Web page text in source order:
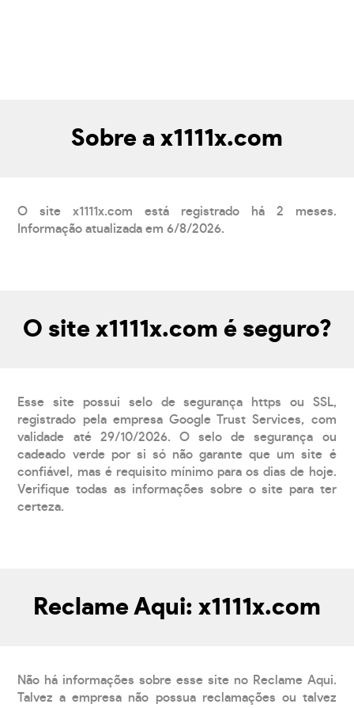
Sobre a x1111x.com
O site x1111x.com está registrado há 2 meses.
Informação atualizada em 6/8/2026.
O site x1111x.com é seguro?
Esse site possui selo de segurança https ou SSL,
registrado pela empresa Google Trust Services, com
validade até 29/10/2026. O selo de segurança ou
cadeado verde por si só não garante que um site é
confiável, mas é requisito mínimo para os dias de hoje.
Verifique todas as informações sobre o site para ter
certeza.
Reclame Aqui: x1111x.com
Não há informações sobre esse site no Reclame Aqui.
Talvez a empresa não possua reclamações ou talvez